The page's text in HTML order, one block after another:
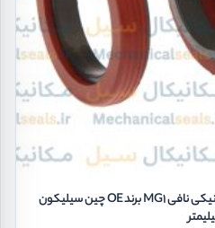
مکانیکال سیل فیبر و فنر آببند مکانیکی نافی MG1 برند OE چین سیلیکون